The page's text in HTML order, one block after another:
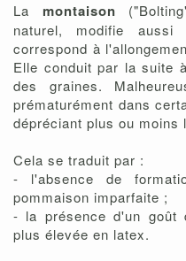
La montaison
naturel, modifie
correspond à
Elle conduit par la suite
des graines.
prématurément dans
dépréciant plus ou moins
Cela se traduit par :
- l'absence de
pommaison imparfaite ;
- la présence d'un goût
plus élevée en latex.